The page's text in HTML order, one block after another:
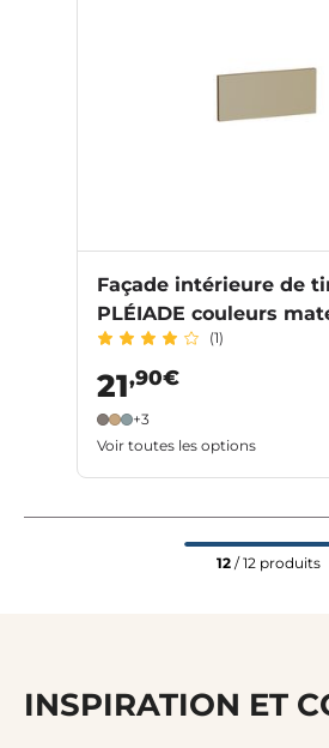
Façade intérieure de
PLÉIADE couleurs
(1)
21,90€
+3
Voir toutes les options
12/ 12 produits
INSPIRATION ET